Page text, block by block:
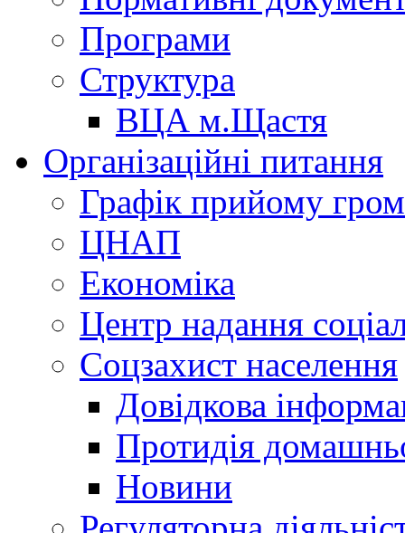
Програми
Структура
ВЦА м.Щастя
Організаційні питання
Графік прийому
ЦНАП
Економіка
Центр надання
Соцзахист населення
Довідкова
Протидія
Новини